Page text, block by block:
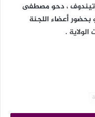
تيندوف ، دحو مصطفى
أعضاء اللجنة
.